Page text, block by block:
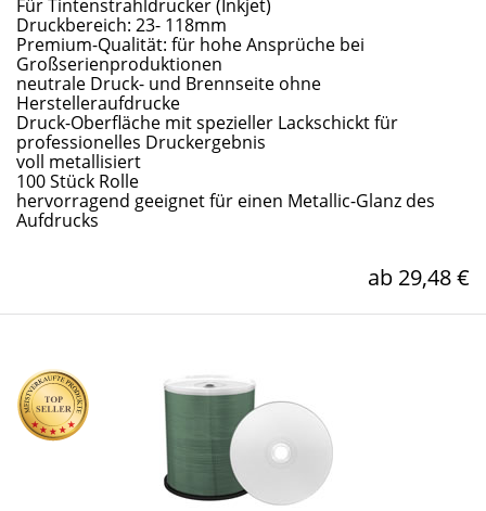
Für Tintenstrahldrucker (Inkjet)
Druckbereich: 23- 118mm
Premium-Qualität: für hohe Ansprüche bei
Großserienproduktionen
neutrale Druck- und Brennseite ohne
Herstelleraufdrucke
Druck-Oberfläche mit spezieller Lackschickt für
professionelles Druckergebnis
voll metallisiert
100 Stück Rolle
hervorragend geeignet für einen Metallic-Glanz des
Aufdrucks
ab 29,48 €